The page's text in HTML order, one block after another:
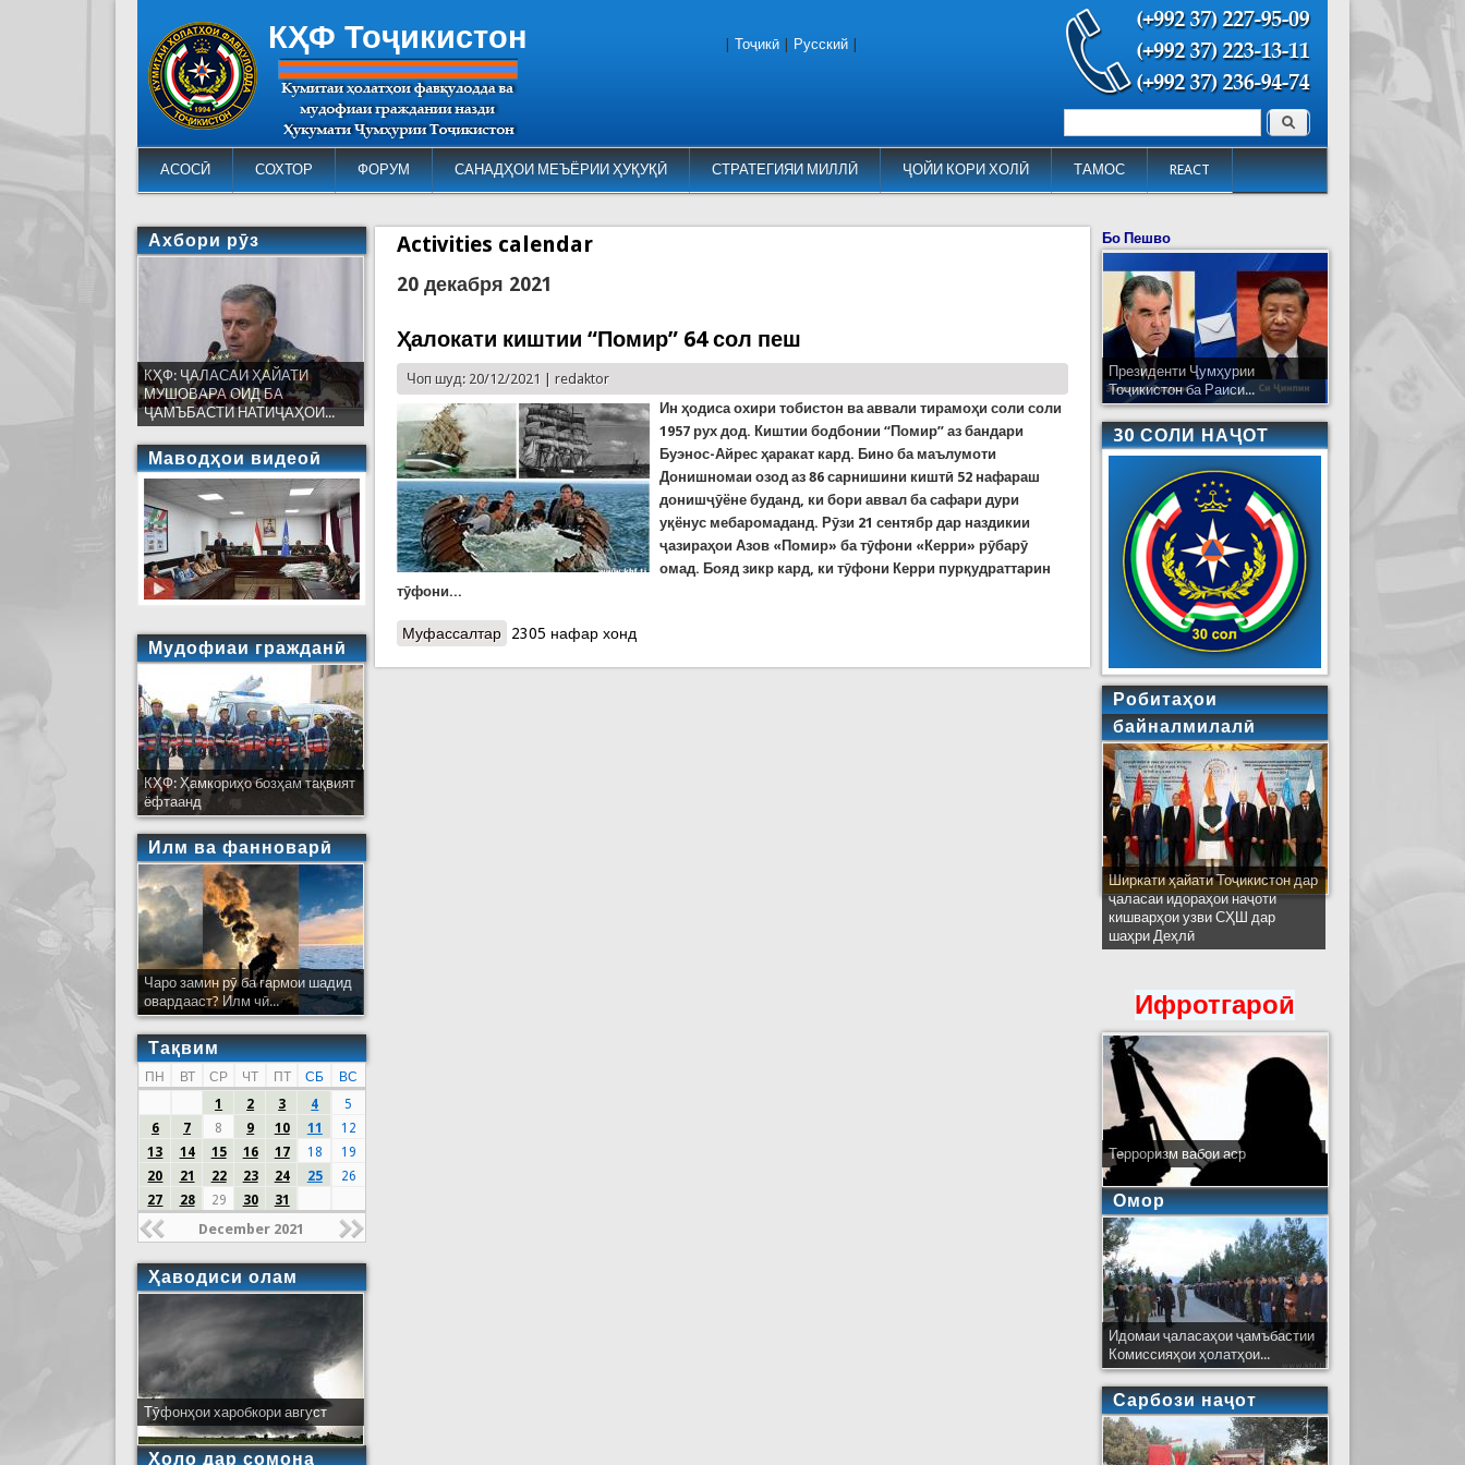
КҲФ Тоҷикистон
АСОСӢ СОХТОР ФОРУМ САНАДҲОИ МЕЪЁРИИ ҲУҚУҚӢ СТРАТЕГИЯИ МИЛЛӢ ҶОЙИ КОРИ ХОЛӢ ТАМОС REACT
Форма поиска Поиск
Тоҷикӣ Русский
Activities calendar
20 декабря 2021
Ҳалокати киштии “Помир” 64 сол пеш
Чоп шуд: 20/12/2021 |redaktor
Ин ҳодиса охири тобистон ва аввали тирамоҳи солисоли
1957рух дод. Киштии бодбонии “Помир”аз бандари
Буэнос-Айресҳаракат кард. Бино ба маълумоти
Донишномаи озод аз 86 сарнишини киштӣ 52 нафараш
донишҷӯёне буданд, ки бори аввал ба сафари дури
уқёнус мебаромаданд. Рӯзи 21 сентябр дар наздикии
ҷазираҳои Азов «Помир» ба тӯфони «Керри» рӯбарӯ
омад. Бояд зикр кард, ки тӯфони Керри пурқудраттарин
тӯфони...
Муфассалтар о Ҳалокати киштии “Помир” 64 сол пеш
2305 нафар хонд
Ахбори рӯз
КҲФ: ҶАЛАСАИ ҲАЙАТИ
МУШОВАРА ОИД БА
ҶАМЪБАСТИ НАТИҶАҲОИ...
Маводҳои видеоӣ
Мудофиаи гражданӣ
КҲФ: Ҳамкориҳо бозҳам тақвият
ёфтаанд
Илм ва фанноварӣ
Чаро замин рӯ ба гармои шадид
овардааст? Илм чӣ...
Тақвим
ПН ВТ СР ЧТ ПТ СБ
ВС
1
2 3 4
5
6
7 8 9 10 11
12
13
14 15 16 17 18
19
20
21 22 23 24 25
26
27
28 29 30 31
December 2021
Ҳаводиси олам
Тӯфонҳои харобкори август
Ҳоло дар сомона
Бо Пешво
Президенти Ҷумҳурии
Тоҷикистон ба Раиси...
30 СОЛИ НАҶОТ
Робитаҳои
байналмилалӣ
Ширкати ҳайати Тоҷикистон дар
ҷаласаи идораҳои наҷоти
кишварҳои узви СҲШ дар
шаҳри Деҳлӣ
Ифротгароӣ
Терроризм вабои аср
Омор
Идомаи ҷаласаҳои ҷамъбастии
Комиссияҳои ҳолатҳои...
Сарбози наҷот